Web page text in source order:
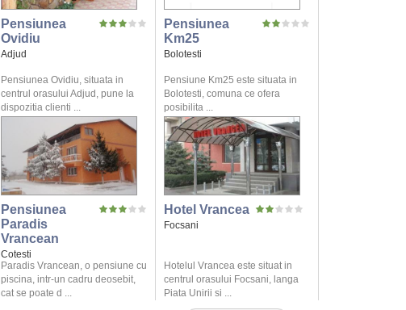
Pensiunea
Ovidiu
Adjud
Pensiunea Ovidiu, situata in
centrul orasului Adjud, pune la
dispozitia clienti ...
Pensiunea
Km25
Bolotesti
Pensiune Km25 este situata in
Bolotesti, comuna ce ofera
posibilita ...
Pensiunea
Paradis
Vrancean
Cotesti
Paradis Vrancean, o pensiune cu
piscina, intr-un cadru deosebit,
cat se poate d ...
Hotel Vrancea
Focsani
Hotelul Vrancea este situat in
centrul orasului Focsani, langa
Piata Unirii si ...